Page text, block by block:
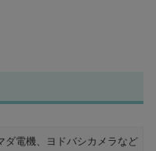
ダ電機、ヨドバシカメラなど